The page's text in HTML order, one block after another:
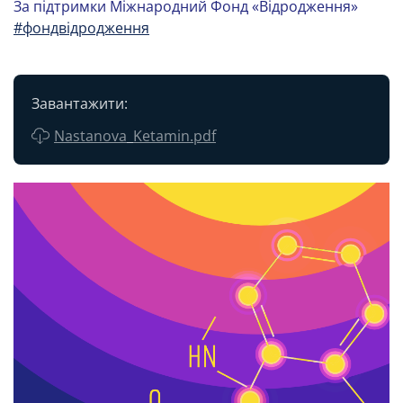
За підтримки Міжнародний Фонд «Відродження»
#фондвідродження
Завантажити:
Nastanova_Ketamin.pdf